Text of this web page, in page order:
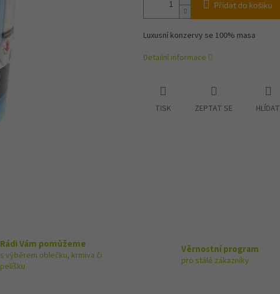
Přidat do košíku
Luxusní konzervy se 100% masa
Detailní informace
TISK ZEPTAT SE HLÍDAT
Rádi Vám pomůžeme
s výběrem oblečku, krmiva či
pelíšku
Věrnostní program
pro stálé zákazníky